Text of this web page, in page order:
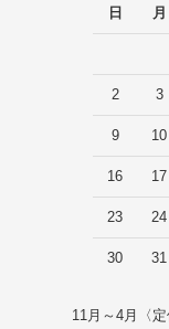
日
月
2 3
9 10
16 17
23 24
30 31
11月～4月〈